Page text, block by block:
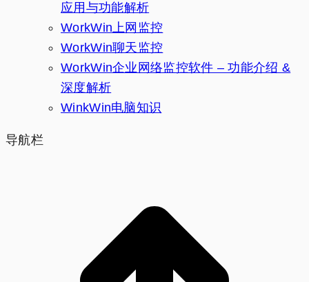
应用与功能解析
WorkWin上网监控
WorkWin聊天监控
WorkWin企业网络监控软件 – 功能介绍 &
深度解析
WinkWin电脑知识
导航栏